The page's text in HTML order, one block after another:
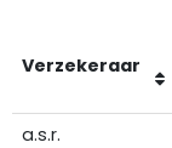
Verzekeraar
a.s.r.